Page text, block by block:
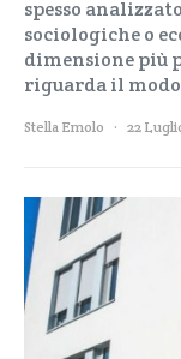
spesso
sociologiche o
dimensione più
riguarda il
Stella Emolo 22